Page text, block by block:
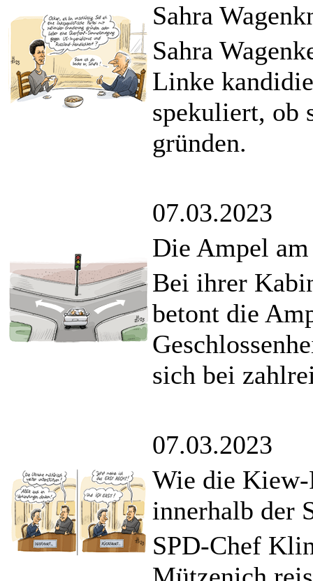
Sahra
Sahra
Linke
spekuliert, ob
gründen.
07.03.2023
Die Ampel am
Bei ihrer
betont die
sich bei
07.03.2023
Wie die Kiew-
innerhalb der
SPD-Chef